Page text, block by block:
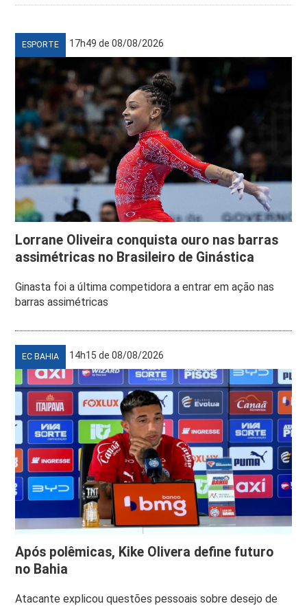
ESPORTE 17h49 de 08/08/2026
Lorrane Oliveira conquista ouro nas barras
assimétricas no Brasileiro de Ginástica
Ginasta foi a última competidora a entrar em ação nas
barras assimétricas
EC BAHIA 14h15 de 08/08/2026
Após polêmicas, Kike Olivera define futuro
no Bahia
Atacante explicou questões pessoais sobre desejo de